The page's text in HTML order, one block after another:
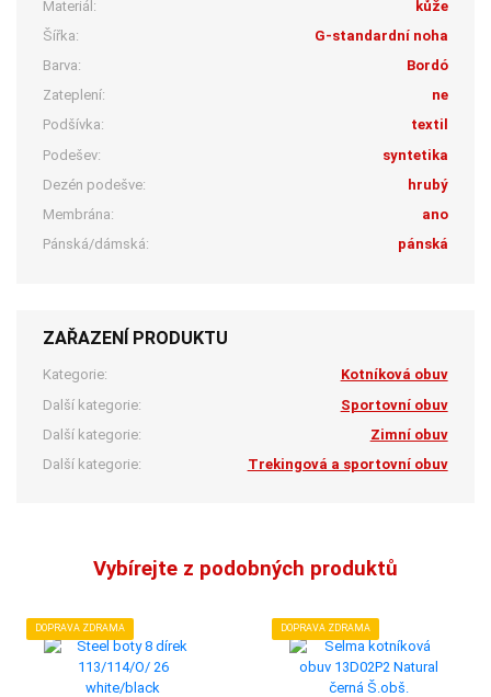
Materiál:
kůže
Šířka:
G-standardní noha
Barva:
Bordó
Zateplení:
ne
Podšívka:
textil
Podešev:
syntetika
Dezén podešve:
hrubý
Membrána:
ano
Pánská/dámská:
pánská
ZAŘAZENÍ PRODUKTU
Kategorie:
Kotníková obuv
Další kategorie:
Sportovní obuv
Další kategorie:
Zimní obuv
Další kategorie:
Trekingová a sportovní obuv
Vybírejte z podobných produktů
DOPRAVA ZDRAMA DOPRAVA ZDRAMA